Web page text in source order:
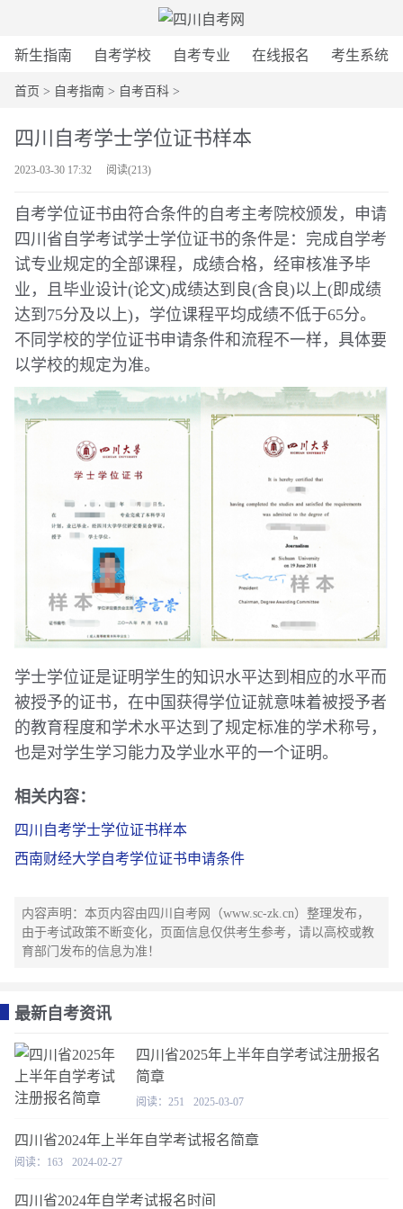
新生指南 自考学校 自考专业 在线报名 考生系统
首页 > 自考指南 > 自考百科 >
四川自考学士学位证书样本
2023-03-30 17:32 阅读(213)
自考学位证书由符合条件的自考主考院校颁发，申请
四川省自学考试学士学位证书的条件是：完成自学考
试专业规定的全部课程，成绩合格，经审核准予毕
业，且毕业设计(论文)成绩达到良(含良)以上(即成绩
达到75分及以上)，学位课程平均成绩不低于65分。
不同学校的学位证书申请条件和流程不一样，具体要
以学校的规定为准。
学士学位证是证明学生的知识水平达到相应的水平而
被授予的证书，在中国获得学位证就意味着被授予者
的教育程度和学术水平达到了规定标准的学术称号，
也是对学生学习能力及学业水平的一个证明。
相关内容：
四川自考学士学位证书样本
西南财经大学自考学位证书申请条件
内容声明：本页内容由四川自考网（www.sc-zk.cn）整理发布，
由于考试政策不断变化，页面信息仅供考生参考，请以高校或教
育部门发布的信息为准！
最新自考资讯
四川省2025年上半年自学考试注册报名
简章
阅读：251 2025-03-07
四川省2024年上半年自学考试报名简章
阅读：163 2024-02-27
四川省2024年自学考试报名时间